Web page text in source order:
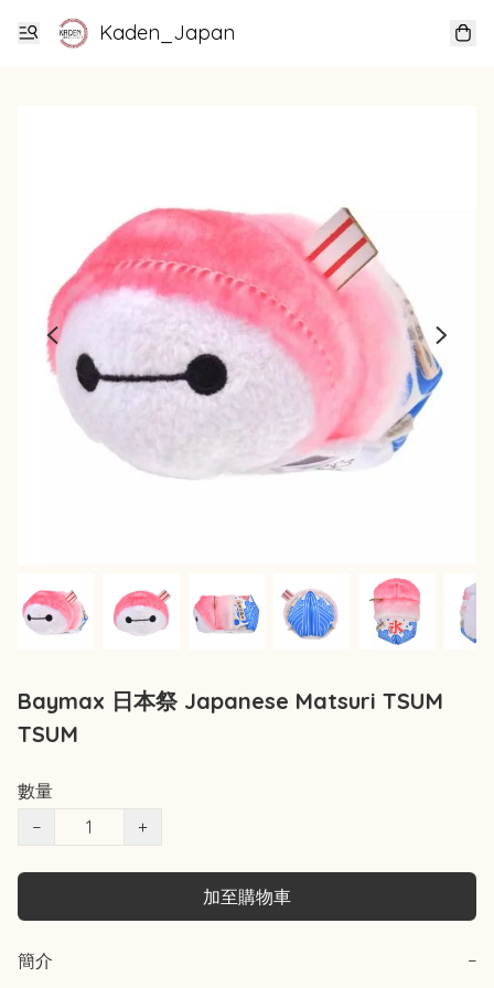
Kaden_Japan
Baymax 日本祭 Japanese Matsuri TSUM
TSUM
數量
−
+
加至購物車
簡介 −